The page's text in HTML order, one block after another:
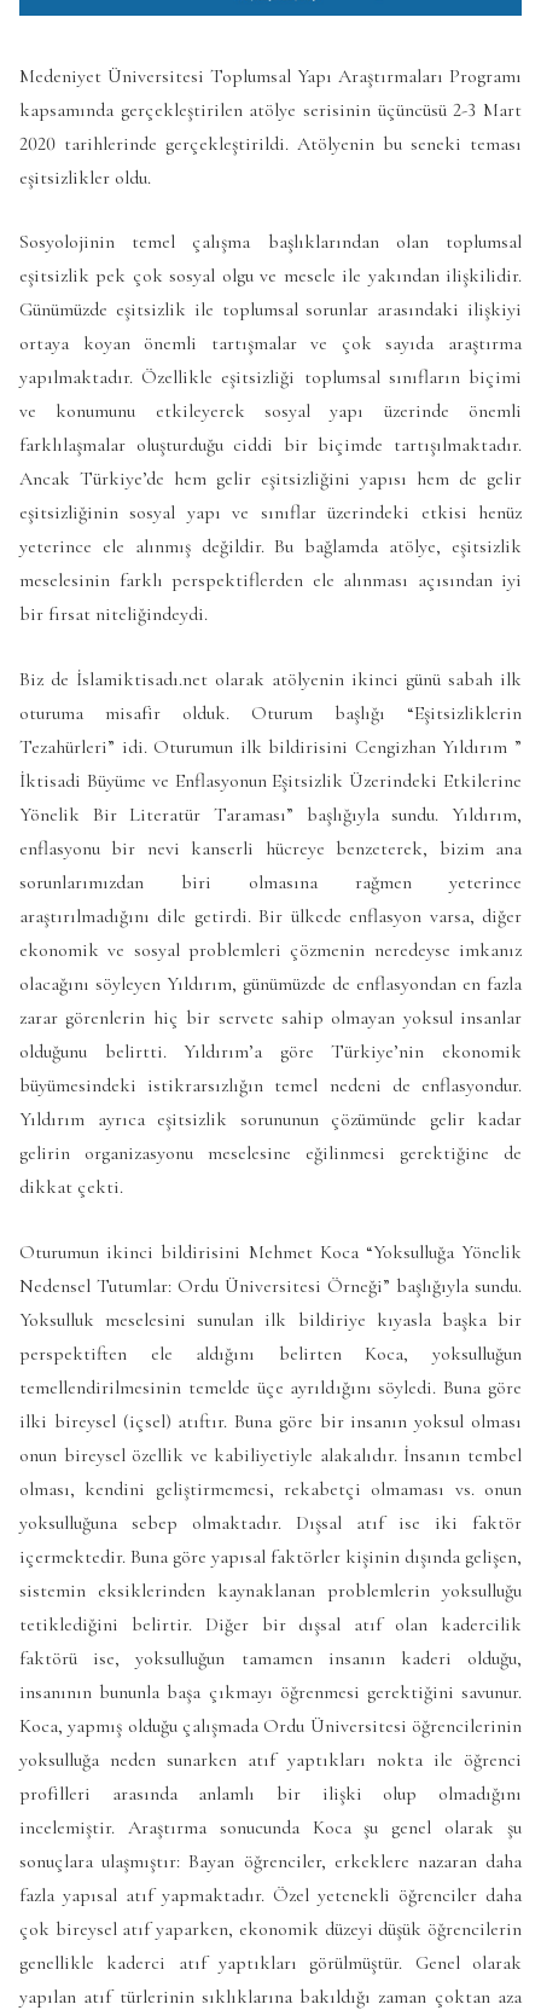
Medeniyet Üniversitesi Toplumsal Yapı Araştırmaları Programı
kapsamında gerçekleştirilen atölye serisinin üçüncüsü 2-3 Mart
2020 tarihlerinde gerçekleştirildi. Atölyenin bu seneki teması
eşitsizlikler oldu.
Sosyolojinin temel çalışma başlıklarından olan toplumsal
eşitsizlik pek çok sosyal olgu ve mesele ile yakından ilişkilidir.
Günümüzde eşitsizlik ile toplumsal sorunlar arasındaki ilişkiyi
ortaya koyan önemli tartışmalar ve çok sayıda araştırma
yapılmaktadır. Özellikle eşitsizliği toplumsal sınıfların biçimi
ve konumunu etkileyerek sosyal yapı üzerinde önemli
farklılaşmalar oluşturduğu ciddi bir biçimde tartışılmaktadır.
Ancak Türkiye’de hem gelir eşitsizliğini yapısı hem de gelir
eşitsizliğinin sosyal yapı ve sınıflar üzerindeki etkisi henüz
yeterince ele alınmış değildir. Bu bağlamda atölye, eşitsizlik
meselesinin farklı perspektiflerden ele alınması açısından iyi
bir fırsat niteliğindeydi.
Biz de İslamiktisadı.net olarak atölyenin ikinci günü sabah ilk
oturuma misafir olduk. Oturum başlığı “Eşitsizliklerin
Tezahürleri” idi. Oturumun ilk bildirisini Cengizhan Yıldırım ”
İktisadi Büyüme ve Enflasyonun Eşitsizlik Üzerindeki Etkilerine
Yönelik Bir Literatür Taraması” başlığıyla sundu. Yıldırım,
enflasyonu bir nevi kanserli hücreye benzeterek, bizim ana
sorunlarımızdan biri olmasına rağmen yeterince
araştırılmadığını dile getirdi. Bir ülkede enflasyon varsa, diğer
ekonomik ve sosyal problemleri çözmenin neredeyse imkanız
olacağını söyleyen Yıldırım, günümüzde de enflasyondan en fazla
zarar görenlerin hiç bir servete sahip olmayan yoksul insanlar
olduğunu belirtti. Yıldırım’a göre Türkiye’nin ekonomik
büyümesindeki istikrarsızlığın temel nedeni de enflasyondur.
Yıldırım ayrıca eşitsizlik sorununun çözümünde gelir kadar
gelirin organizasyonu meselesine eğilinmesi gerektiğine de
dikkat çekti.
Oturumun ikinci bildirisini Mehmet Koca “Yoksulluğa Yönelik
Nedensel Tutumlar: Ordu Üniversitesi Örneği” başlığıyla sundu.
Yoksulluk meselesini sunulan ilk bildiriye kıyasla başka bir
perspektiften ele aldığını belirten Koca, yoksulluğun
temellendirilmesinin temelde üçe ayrıldığını söyledi. Buna göre
ilki bireysel (içsel) atıftır. Buna göre bir insanın yoksul olması
onun bireysel özellik ve kabiliyetiyle alakalıdır. İnsanın tembel
olması, kendini geliştirmemesi, rekabetçi olmaması vs. onun
yoksulluğuna sebep olmaktadır. Dışsal atıf ise iki faktör
içermektedir. Buna göre yapısal faktörler kişinin dışında gelişen,
sistemin eksiklerinden kaynaklanan problemlerin yoksulluğu
tetiklediğini belirtir. Diğer bir dışsal atıf olan kadercilik
faktörü ise, yoksulluğun tamamen insanın kaderi olduğu,
insanının bununla başa çıkmayı öğrenmesi gerektiğini savunur.
Koca, yapmış olduğu çalışmada Ordu Üniversitesi öğrencilerinin
yoksulluğa neden sunarken atıf yaptıkları nokta ile öğrenci
profilleri arasında anlamlı bir ilişki olup olmadığını
incelemiştir. Araştırma sonucunda Koca şu genel olarak şu
sonuçlara ulaşmıştır: Bayan öğrenciler, erkeklere nazaran daha
fazla yapısal atıf yapmaktadır. Özel yetenekli öğrenciler daha
çok bireysel atıf yaparken, ekonomik düzeyi düşük öğrencilerin
genellikle kaderci atıf yaptıkları görülmüştür. Genel olarak
yapılan atıf türlerinin sıklıklarına bakıldığı zaman çoktan aza